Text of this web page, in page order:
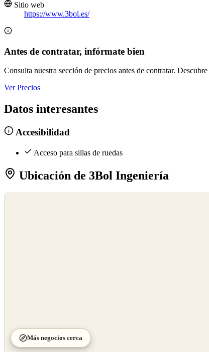
Sitio web
https://www.3bol.es/
Antes de contratar, infórmate bien
Consulta nuestra sección de precios antes de contratar. Descubre
Ver Precios
Datos interesantes
Accesibilidad
Acceso para sillas de ruedas
Ubicación de 3Bol Ingeniería
Más negocios cerca